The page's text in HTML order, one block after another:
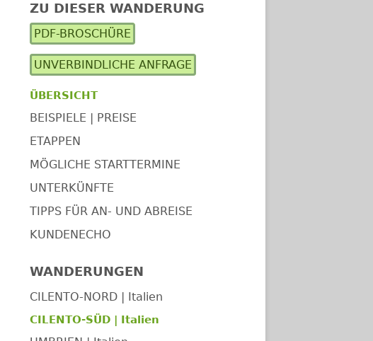
Haupt-
Seitenleiste
ZU DIESER WANDERUNG
PDF-BROSCHÜRE
UNVERBINDLICHE ANFRAGE
ÜBERSICHT
BEISPIELE | PREISE
ETAPPEN
MÖGLICHE STARTTERMINE
UNTERKÜNFTE
TIPPS FÜR AN- UND ABREISE
KUNDENECHO
WANDERUNGEN
CILENTO-NORD | Italien
CILENTO-SÜD | Italien